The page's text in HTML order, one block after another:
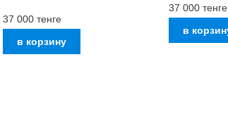
37 000 тенге
37 000 тенге